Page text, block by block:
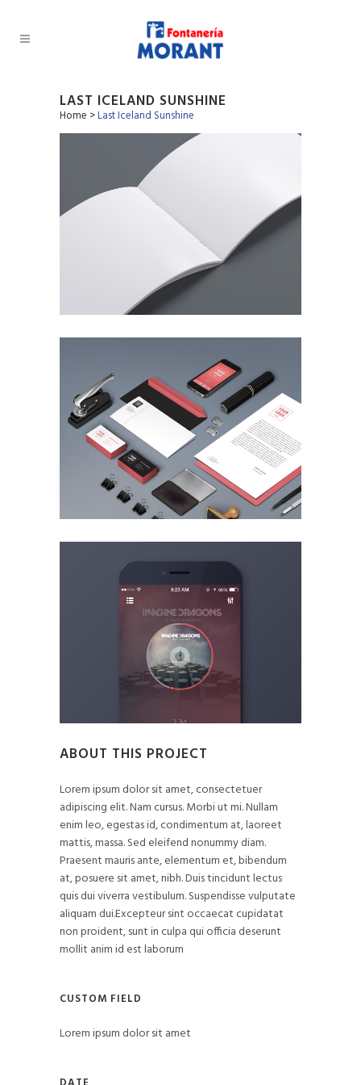
LAST ICELAND SUNSHINE
Home >Last Iceland Sunshine
ABOUT THIS PROJECT
Lorem ipsum dolor sit amet, consectetuer
adipiscing elit. Nam cursus. Morbi ut mi. Nullam
enim leo, egestas id, condimentum at, laoreet
mattis, massa. Sed eleifend nonummy diam.
Praesent mauris ante, elementum et, bibendum
at, posuere sit amet, nibh. Duis tincidunt lectus
quis dui viverra vestibulum. Suspendisse vulputate
aliquam dui.Excepteur sint occaecat cupidatat
non proident, sunt in culpa qui officia deserunt
mollit anim id est laborum
CUSTOM FIELD
Lorem ipsum dolor sit amet